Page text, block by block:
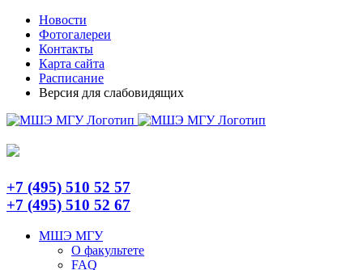
Skip
content
TelegramНовости
Фотогалереи
Контакты
Карта сайта
Расписание
Версия для слабовидящих
+7 (495) 510 52 57
+7 (495) 510 52 67
МШЭ МГУ
О факультете
FAQ